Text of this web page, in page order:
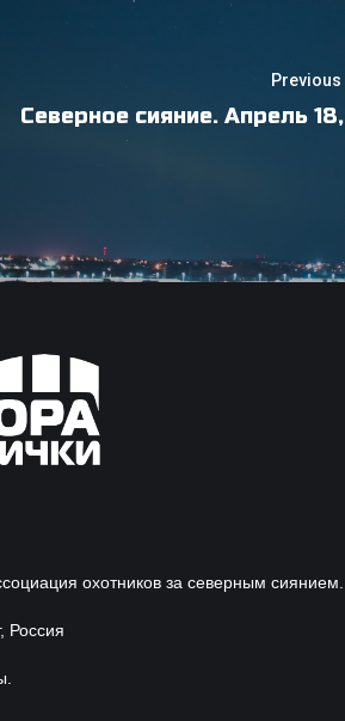
Северное сияние. Апрель
охотников за северным сиянием.
Россия